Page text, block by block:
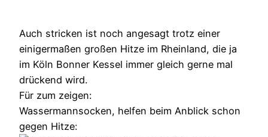
Auch stricken ist noch angesagt trotz einer
einigermaßen großen Hitze im Rheinland, die ja
im Köln Bonner Kessel immer gleich gerne mal
drückend wird.
Für zum zeigen:
Wassermannsocken, helfen beim Anblick schon
gegen Hitze: